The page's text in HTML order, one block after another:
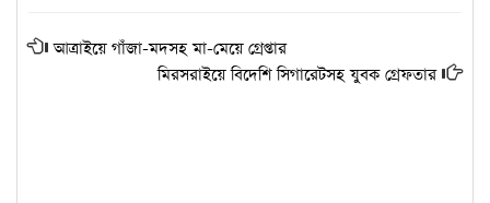
আত্রাইয়ে গাঁজা-মদসহ মা-মেয়ে গ্রেপ্তার
মিরসরাইয়ে বিদেশি সিগারেটসহ যুবক গ্রেফতার